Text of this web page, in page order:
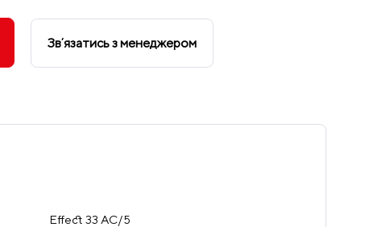
Звʼязатись з менеджером
Effect 33 AC/5